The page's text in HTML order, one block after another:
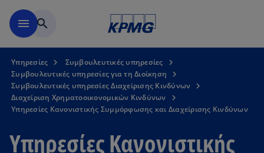
menu search
Υπηρεσίες
Συμβουλευτικές υπηρεσίες
Συμβουλευτικές υπηρεσίες για τη Διοίκηση
Συμβουλευτικές υπηρεσίες Διαχείρισης Κινδύνων
Διαχείριση Χρηματοοικονομικών Κινδύνων
Υπηρεσίες Κανονιστικής Συμμόρφωσης και Διαχείρισης Κινδύνων
Υπηρεσίες Κανονιστικής